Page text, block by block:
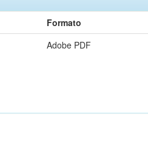
Formato
Adobe PDF